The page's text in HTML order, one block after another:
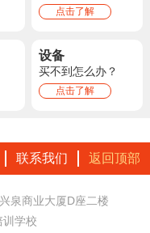
点击了解
设备
买不到怎么办？
点击了解
联系我们 返回顶部
泉商业大厦D座二楼
训学校